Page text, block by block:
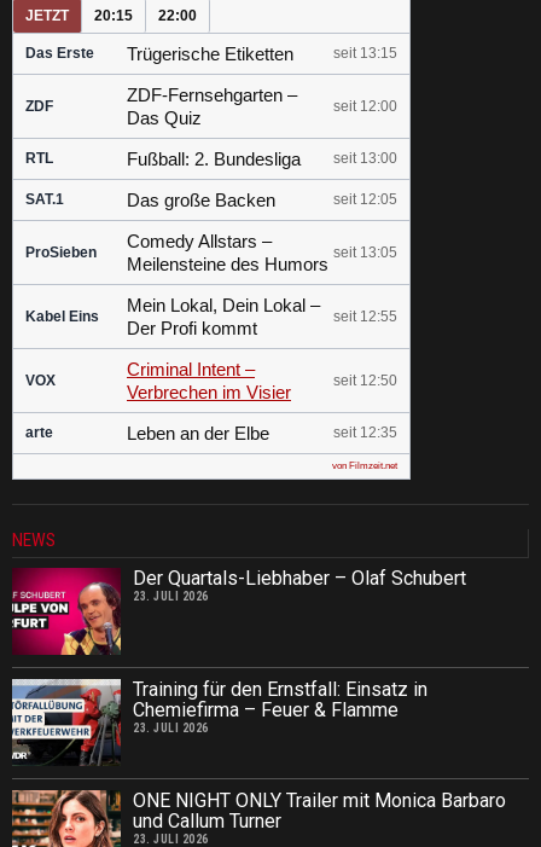
JETZT 20:15 22:00
Das Erste Trügerische Etiketten seit 13:15
ZDF
ZDF-Fernsehgarten –
Das Quiz
seit 12:00
RTL Fußball: 2. Bundesliga seit 13:00
SAT.1 Das große Backen seit 12:05
ProSieben
Comedy Allstars –
Meilensteine des Humors
seit 13:05
Kabel Eins
Mein Lokal, Dein Lokal –
Der Profi kommt
seit 12:55
VOX
Criminal Intent –
Verbrechen im Visier
seit 12:50
arte Leben an der Elbe seit 12:35
von Filmzeit.net
NEWS
Der Quartals-Liebhaber – Olaf Schubert
23. JULI 2026
Training für den Ernstfall: Einsatz in
Chemiefirma – Feuer & Flamme
23. JULI 2026
ONE NIGHT ONLY Trailer mit Monica Barbaro
und Callum Turner
23. JULI 2026